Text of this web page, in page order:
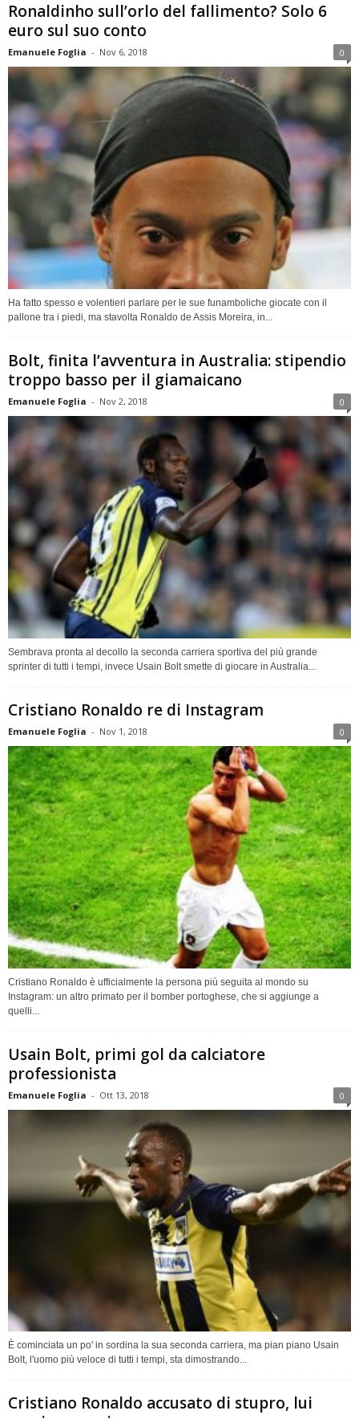
Ronaldinho sull’orlo del fallimento? Solo 6
euro sul suo conto
Emanuele Foglia - Nov 6, 2018 0
Ha fatto spesso e volentieri parlare per le sue funamboliche giocate con il
pallone tra i piedi, ma stavolta Ronaldo de Assis Moreira, in...
Bolt, finita l’avventura in Australia: stipendio
troppo basso per il giamaicano
Emanuele Foglia - Nov 2, 2018 0
Sembrava pronta al decollo la seconda carriera sportiva del più grande
sprinter di tutti i tempi, invece Usain Bolt smette di giocare in Australia...
Cristiano Ronaldo re di Instagram
Emanuele Foglia - Nov 1, 2018 0
Cristiano Ronaldo è ufficialmente la persona più seguita al mondo su
Instagram: un altro primato per il bomber portoghese, che si aggiunge a
quelli...
Usain Bolt, primi gol da calciatore
professionista
Emanuele Foglia - Ott 13, 2018 0
È cominciata un po' in sordina la sua seconda carriera, ma pian piano Usain
Bolt, l'uomo più veloce di tutti i tempi, sta dimostrando...
Cristiano Ronaldo accusato di stupro, lui